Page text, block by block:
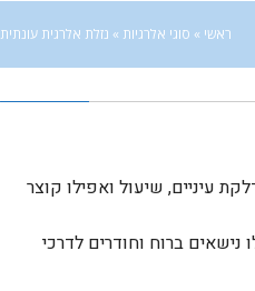
ראשי » סוגי אלרגיות » נזלת אלרגית עונתית
עיניים, שיעול ואפילו קוצר
ברוח וחודרים לדרכי